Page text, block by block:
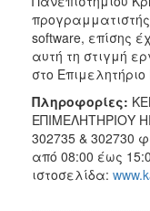
software, επίσης
αυτή τη στιγμή
στο
Πληροφορίες:
ΕΠΙΜΕΛΗΤΗΡΙΟΥ
302735 & 302730
από 08:00 έως
ιστοσελίδα: